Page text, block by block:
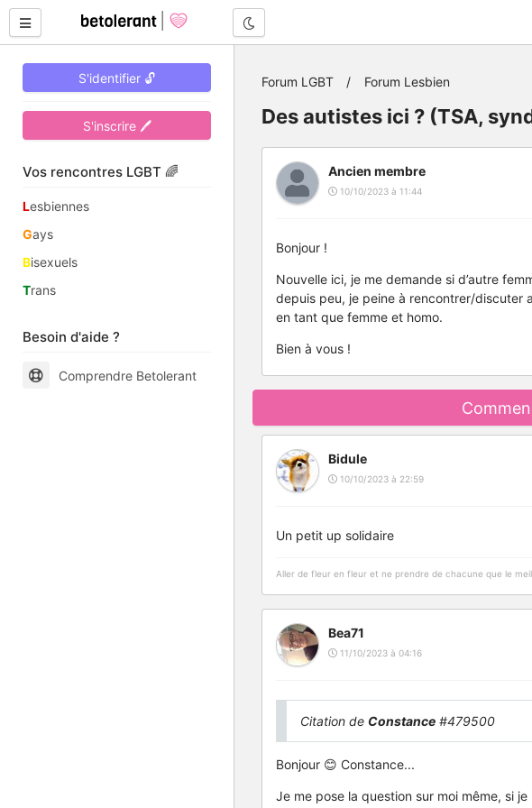
S'identifier 🔓
S'inscrire 🖊
Vos rencontres LGBT 🌈
Lesbiennes
Gays
Bisexuels
Trans
Besoin d'aide ?
Comprendre Betolerant
Forum LGBT Forum Lesbien
Des autistes ici ? (TSA,
Ancien membre
10/10/2023 à 11:44
Bonjour !
Nouvelle ici, je me demande si d’autre
depuis peu, je peine à rencontrer/discuter
en tant que femme et homo.
Bien à vous !
Bidule
10/10/2023 à 22:59
Un petit up solidaire
Aller de fleur en fleur et ne prendre de chacune que le
Bea71
11/10/2023 à 04:16
Citation de Constance #479500
Bonjour 😊 Constance...
Je me pose la question sur moi même, si